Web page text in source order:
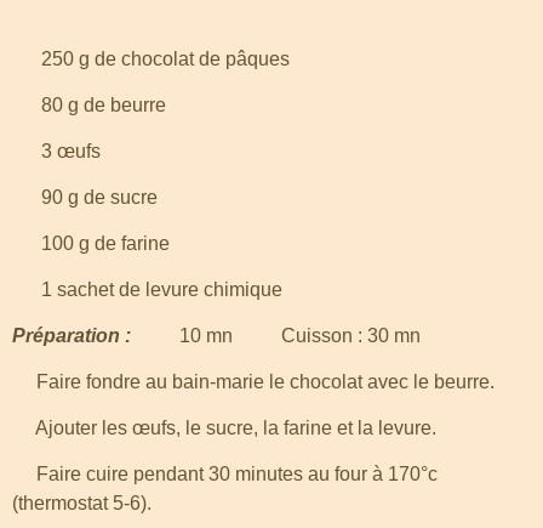
250 g de chocolat de pâques
80 g de beurre
3 œufs
90 g de sucre
100 g de farine
1 sachet de levure chimique
Préparation : 10 mn Cuisson : 30 mn
Faire fondre au bain-marie le chocolat avec le beurre.
Ajouter les œufs, le sucre, la farine et la levure.
Faire cuire pendant 30 minutes au four à 170°c
(thermostat 5-6).